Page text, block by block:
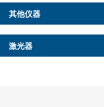
其他仪器
激光器